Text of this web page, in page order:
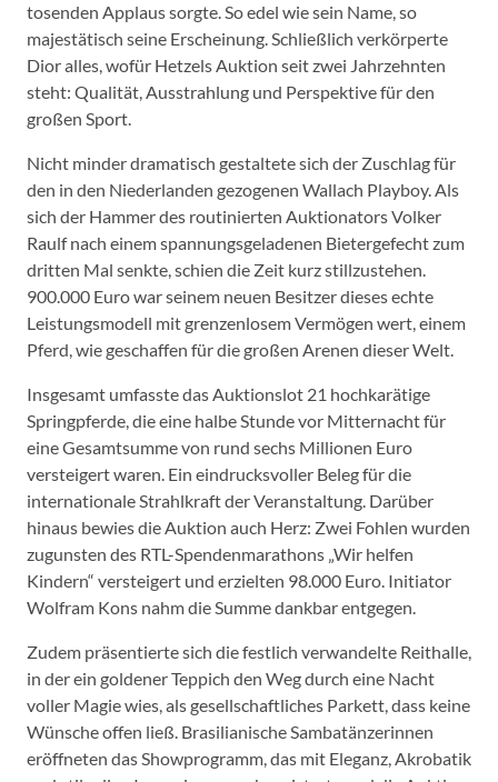
tosenden Applaus sorgte. So edel wie sein Name, so
majestätisch seine Erscheinung. Schließlich verkörperte
Dior alles, wofür Hetzels Auktion seit zwei Jahrzehnten
steht: Qualität, Ausstrahlung und Perspektive für den
großen Sport.
Nicht minder dramatisch gestaltete sich der Zuschlag für
den in den Niederlanden gezogenen Wallach Playboy. Als
sich der Hammer des routinierten Auktionators Volker
Raulf nach einem spannungsgeladenen Bietergefecht zum
dritten Mal senkte, schien die Zeit kurz stillzustehen.
900.000 Euro war seinem neuen Besitzer dieses echte
Leistungsmodell mit grenzenlosem Vermögen wert, einem
Pferd, wie geschaffen für die großen Arenen dieser Welt.
Insgesamt umfasste das Auktionslot 21 hochkarätige
Springpferde, die eine halbe Stunde vor Mitternacht für
eine Gesamtsumme von rund sechs Millionen Euro
versteigert waren. Ein eindrucksvoller Beleg für die
internationale Strahlkraft der Veranstaltung. Darüber
hinaus bewies die Auktion auch Herz: Zwei Fohlen wurden
zugunsten des RTL-Spendenmarathons „Wir helfen
Kindern“ versteigert und erzielten 98.000 Euro. Initiator
Wolfram Kons nahm die Summe dankbar entgegen.
Zudem präsentierte sich die festlich verwandelte Reithalle,
in der ein goldener Teppich den Weg durch eine Nacht
voller Magie wies, als gesellschaftliches Parkett, dass keine
Wünsche offen ließ. Brasilianische Sambatänzerinnen
eröffneten das Showprogramm, das mit Eleganz, Akrobatik